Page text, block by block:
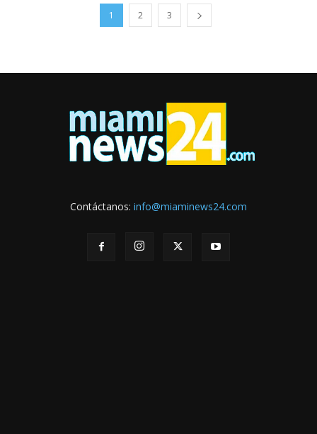
1 2 3
Contáctanos: info@miaminews24.com